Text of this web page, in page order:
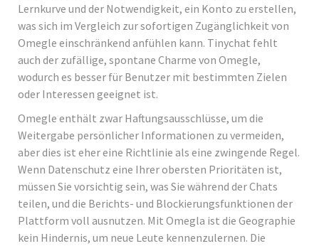
Lernkurve und der Notwendigkeit, ein Konto zu erstellen,
was sich im Vergleich zur sofortigen Zugänglichkeit von
Omegle einschränkend anfühlen kann. Tinychat fehlt
auch der zufällige, spontane Charme von Omegle,
wodurch es besser für Benutzer mit bestimmten Zielen
oder Interessen geeignet ist.
Omegle enthält zwar Haftungsausschlüsse, um die
Weitergabe persönlicher Informationen zu vermeiden,
aber dies ist eher eine Richtlinie als eine zwingende Regel.
Wenn Datenschutz eine Ihrer obersten Prioritäten ist,
müssen Sie vorsichtig sein, was Sie während der Chats
teilen, und die Berichts- und Blockierungsfunktionen der
Plattform voll ausnutzen. Mit Omegla ist die Geographie
kein Hindernis, um neue Leute kennenzulernen. Die